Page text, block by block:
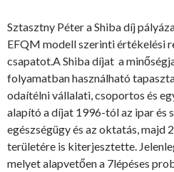
Sztasztny Péter a Shiba díj
EFQM modell szerinti értékelési
csapatot.A Shiba díjat a
folyamatban használható
odaítélni vállalati, csoportos és
alapító a díjat 1996-tól az ipar és
egészségügy és az oktatás,
területére is kiterjesztette.
melyet alapvetően a 7lépéses